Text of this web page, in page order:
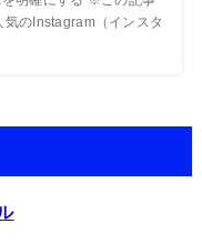
のInstagram（インスタ